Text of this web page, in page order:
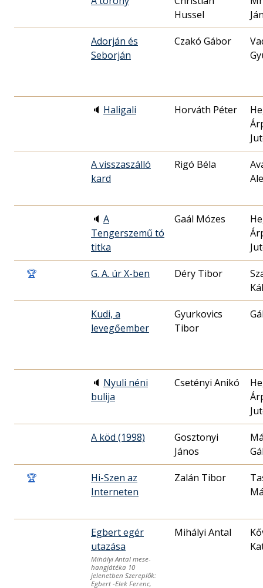
Hussel
Adorján és
Seborján
Czakó Gábor
🔈 Haligali Horváth Péter
A visszaszálló
kard
Rigó Béla
🔈 A
Tengerszemű tó
titka
Gaál Mózes
🏆 G. A. úr X-ben Déry Tibor
Kudi, a
levegőember
Gyurkovics
Tibor
🔈 Nyuli néni
bulija
Csetényi Anikó
A köd (1998)
Gosztonyi
János
🏆
Hi-Szen az
Interneten
Zalán Tibor
Egbert egér
utazása
Mihályi Antal mese-
hangjátéka 10
jelenetben Szereplők:
Egbert -Elek Ferenc,
Mihályi Antal